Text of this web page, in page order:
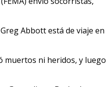
Abbott está de viaje en
muertos ni heridos, y luego